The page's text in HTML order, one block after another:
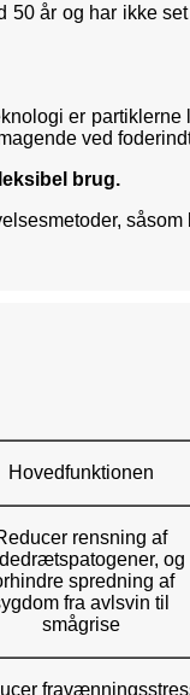
år og har ikke
er
ved
brug.
Hovedfunktionen
rensning af
og
spredning af
fra avlsvin til
smågrise